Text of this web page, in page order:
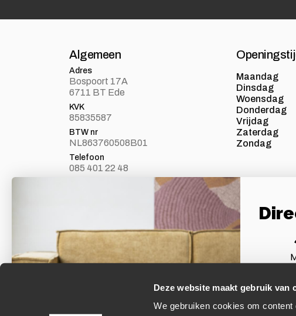
Deze website maakt gebruik van
We gebruiken cookies om
Algemeen
Adres
Bospoort 17A
6711 BT Ede
KVK
85835587
BTW nr
NL863760508B01
Telefoon
085 401 22 48
Maandag
Dinsdag
Woensdag
Donderdag
Vrijdag
Zaterdag
Zondag
Laat je inspireren
Facebook
*Let